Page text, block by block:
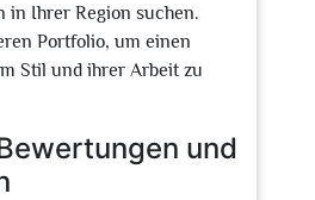
in Ihrer Region suchen.
Portfolio, um einen
Stil und ihrer Arbeit zu
und